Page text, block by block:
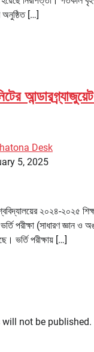
অনুষ্ঠিত […]
Desk
5, 2025
২০২৪-২০২৫
পরীক্ষা (সাধারণ জ্ঞান ও
ভর্তি পরীক্ষায় […]
not be published.